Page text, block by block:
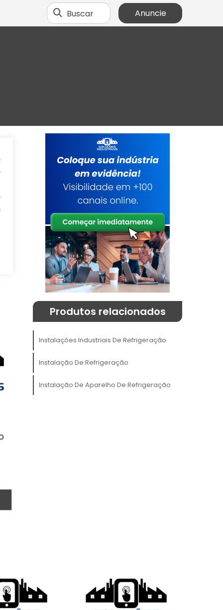
Buscar Anuncie
Produtos relacionados
Instalações Industriais De Refrigeração
Instalação De Refrigeração
Instalação De Aparelho De Refrigeração